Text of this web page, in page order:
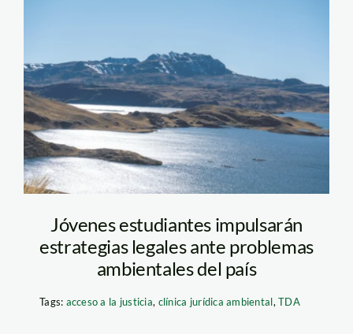
Choclocha_Waldir
Giraldo_SPDA
Jóvenes estudiantes impulsarán
estrategias legales ante problemas
ambientales del país
Tags: acceso a la justicia, clínica jurídica ambiental,TDA